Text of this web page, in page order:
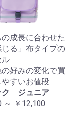
成長に合わせた
じる」布タイプの
ル
好みの変化で買
やすいお値段
ク ジュニア
～ ￥12,100